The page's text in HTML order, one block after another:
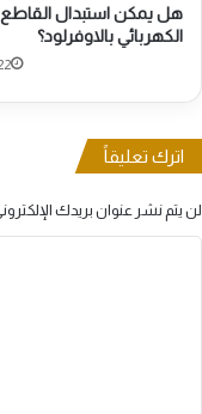
هل يمكن استبدال القاطع
الكهربائي بالاوفرلود؟
اترك تعليقاً
لن يتم نشر عنوان بريدك